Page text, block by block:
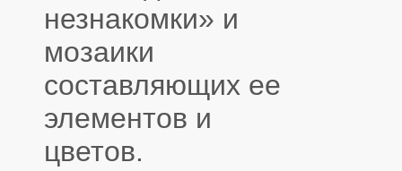
незнакомки» и
мозаики
составляющих ее
элементов и
цветов.